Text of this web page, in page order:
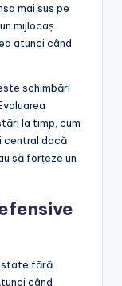
mai sus pe
mijlocaș
atunci când
schimbări
la timp, cum
central dacă
să forțeze un
fără
când